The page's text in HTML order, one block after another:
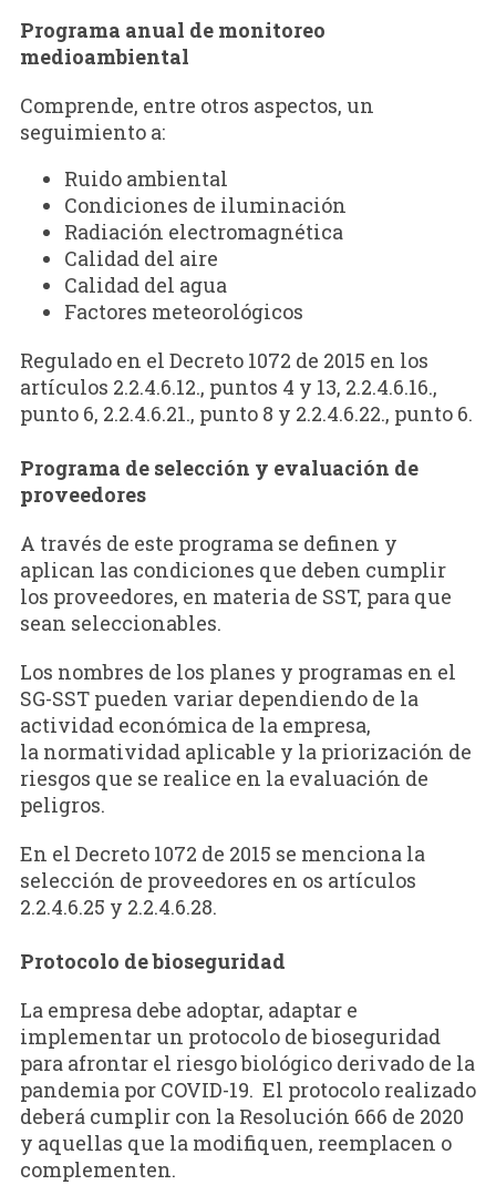
Programa anual de monitoreo
medioambiental
Comprende, entre otros aspectos, un
seguimiento a:
Ruido ambiental
Condiciones de iluminación
Radiación electromagnética
Calidad del aire
Calidad del agua
Factores meteorológicos
Regulado en el Decreto 1072 de 2015 en los
artículos 2.2.4.6.12., puntos 4 y 13, 2.2.4.6.16.,
punto 6, 2.2.4.6.21., punto 8 y 2.2.4.6.22., punto 6.
Programa de selección y evaluación de
proveedores
A través de este programa se definen y
aplican las condiciones que deben cumplir
los proveedores, en materia de SST, para que
sean seleccionables.
Los nombres de los planes y programas en el
SG-SST pueden variar dependiendo de la
actividad económica de la empresa,
la normatividad aplicable y la priorización de
riesgos que se realice en la evaluación de
peligros.
En el Decreto 1072 de 2015 se menciona la
selección de proveedores en os artículos
2.2.4.6.25 y 2.2.4.6.28.
Protocolo de bioseguridad
La empresa debe adoptar, adaptar e
implementar un protocolo de bioseguridad
para afrontar el riesgo biológico derivado de la
pandemia por COVID-19. El protocolo realizado
deberá cumplir con la Resolución 666 de 2020
y aquellas que la modifiquen, reemplacen o
complementen.